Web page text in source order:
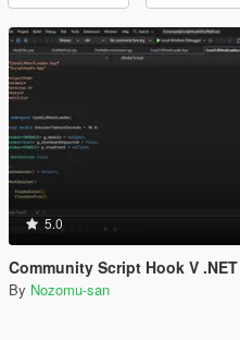
5.0
Community Script Hook V .NET Core for
By Nozomu-san